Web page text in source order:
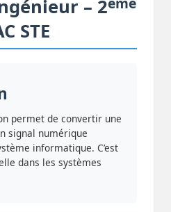
– 2
STE
permet de convertir une
signal numérique
informatique. C’est
dans les systèmes